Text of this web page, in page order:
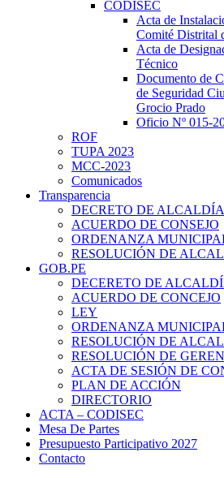
CODISEC
Acta de
Comité Distrital
Acta de
Técnico
Documento de
de Seguridad
Grocio Prado
Oficio Nº 015-
ROF
TUPA 2023
MCC-2023
Comunicados
Transparencia
DECRETO DE ALCALDÍA
ACUERDO DE CONSEJO
ORDENANZA
RESOLUCIÓN DE
GOB.PE
DECERETO DE
ACUERDO DE CONCEJO
LEY
ORDENANZA
RESOLUCIÓN DE
RESOLUCIÓN DE
ACTA DE SESIÓN DE
PLAN DE ACCIÓN
DIRECTORIO
ACTA – CODISEC
Mesa De Partes
Presupuesto Participativo 2027
Contacto